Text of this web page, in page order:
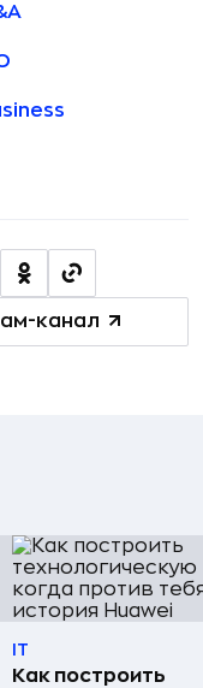
канал
IT
Как построить